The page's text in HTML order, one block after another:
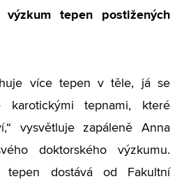
tepen postižených
více tepen v těle, já se
karotickými tepnami, které
vysvětluje zapáleně Anna
doktorského výzkumu.
tepen dostává od Fakultní